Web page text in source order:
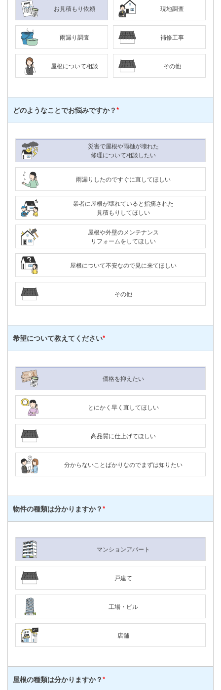
お見積もり依頼 現地調査
雨漏り調査 補修工事
屋根について相談 その他
どのようなことでお悩みですか？*
災害で屋根や雨樋が壊れた
修理について相談したい
雨漏りしたのですぐに直してほしい
業者に屋根が壊れていると指摘された
見積もりしてほしい
屋根や外壁のメンテナンス
リフォームをしてほしい
屋根について不安なので見に来てほしい
その他
希望について教えてください*
価格を抑えたい
とにかく早く直してほしい
高品質に仕上げてほしい
分からないことばかりなのでまずは知りたい
物件の種類は分かりますか？*
マンションアパート
戸建て
工場・ビル
店舗
屋根の種類は分かりますか？*